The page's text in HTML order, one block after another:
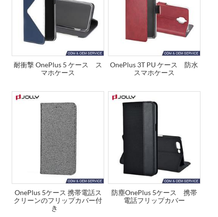
耐衝撃 OnePlus 5 ケース ス
マホケース
OnePlus 3T PU ケース 防水
スマホケース
OnePlus 5ケース 携帯電話ス
クリーンのフリップカバー付
き
防塵OnePlus 5ケース 携帯
電話フリップカバー